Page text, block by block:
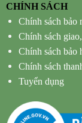
CHÍNH SÁCH
Chính sách bảo
Chính sách
Chính sách bảo
Chính sách
Tuyển dụng